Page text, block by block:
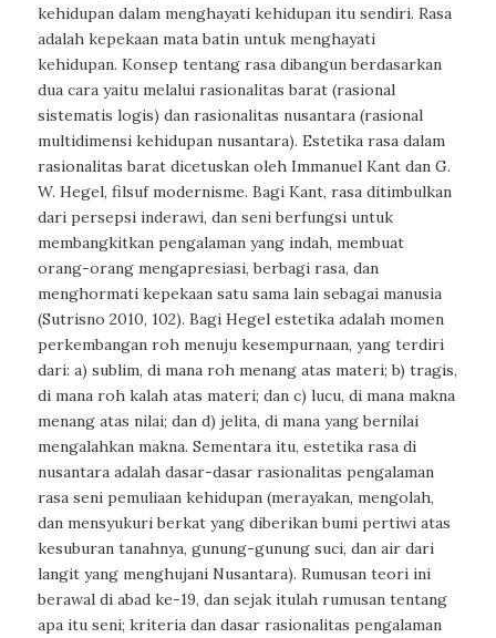
kehidupan dalam menghayati kehidupan itu sendiri. Rasa
adalah kepekaan mata batin untuk menghayati
kehidupan. Konsep tentang rasa dibangun berdasarkan
dua cara yaitu melalui rasionalitas barat (rasional
sistematis logis) dan rasionalitas nusantara (rasional
multidimensi kehidupan nusantara). Estetika rasa dalam
rasionalitas barat dicetuskan oleh Immanuel Kant dan G.
W. Hegel, filsuf modernisme. Bagi Kant, rasa ditimbulkan
dari persepsi inderawi, dan seni berfungsi untuk
membangkitkan pengalaman yang indah, membuat
orang-orang mengapresiasi, berbagi rasa, dan
menghormati kepekaan satu sama lain sebagai manusia
(Sutrisno 2010, 102). Bagi Hegel estetika adalah momen
perkembangan roh menuju kesempurnaan, yang terdiri
dari: a) sublim, di mana roh menang atas materi; b) tragis,
di mana roh kalah atas materi; dan c) lucu, di mana makna
menang atas nilai; dan d) jelita, di mana yang bernilai
mengalahkan makna. Sementara itu, estetika rasa di
nusantara adalah dasar-dasar rasionalitas pengalaman
rasa seni pemuliaan kehidupan (merayakan, mengolah,
dan mensyukuri berkat yang diberikan bumi pertiwi atas
kesuburan tanahnya, gunung-gunung suci, dan air dari
langit yang menghujani Nusantara). Rumusan teori ini
berawal di abad ke-19, dan sejak itulah rumusan tentang
apa itu seni; kriteria dan dasar rasionalitas pengalaman